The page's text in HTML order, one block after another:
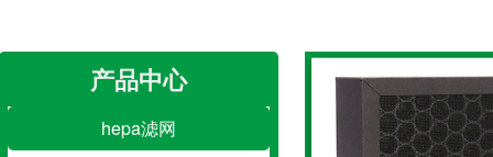
产品中心
hepa滤网